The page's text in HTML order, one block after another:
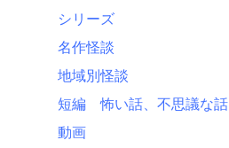
シリーズ
名作怪談
地域別怪談
短編 怖い話、不思議な話
動画